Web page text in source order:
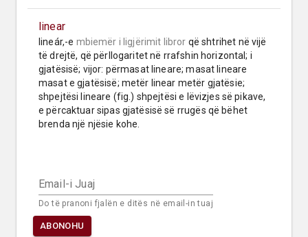
linear
lineár,-e mbiemër i ligjërimit libror që shtrihet në vijë
të drejtë, që përllogaritet në rrafshin horizontal; i
gjatësisë; vijor: përmasat lineare; masat lineare
masat e gjatësisë; metër linear metër gjatësie;
shpejtësi lineare (fig.) shpejtësi e lëvizjes së pikave,
e përcaktuar sipas gjatësisë së rrugës që bëhet
brenda një njësie kohe.
Email-i Juaj
Do të pranoni fjalën e ditës në email-in tuaj
ABONOHU